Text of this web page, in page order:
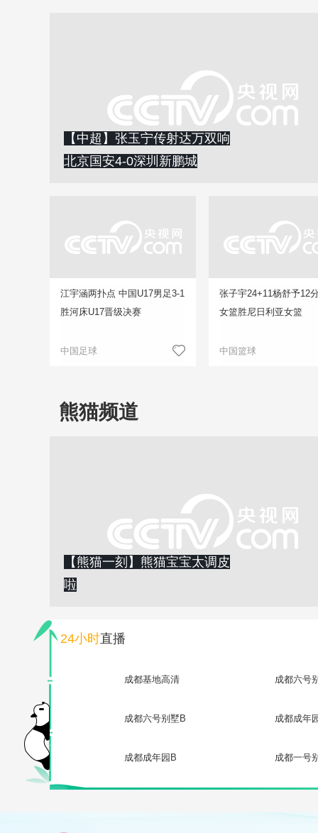
【中超】张玉宁传射达万双响
北京国安4-0深圳新鹏城
江宇涵两扑点 中国U17男足3-1
胜河床U17晋级决赛
中国足球
张子宇24+11杨舒予12
女篮胜尼日利亚女篮
中国篮球
熊猫频道
【熊猫一刻】熊猫宝宝太调皮
啦
24小时直播
成都基地高清 成都六号
成都六号别墅B 成都成年
成都成年园B 成都一号